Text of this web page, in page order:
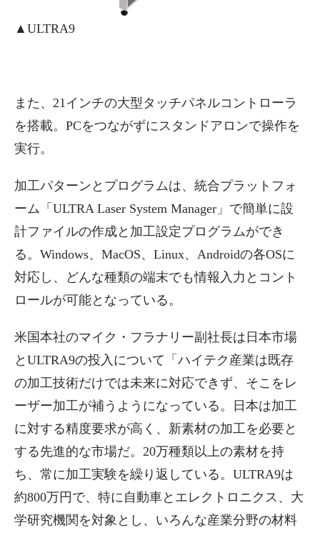
▲ULTRA9
また、21インチの大型タッチパネルコントローラ
を搭載。PCをつながずにスタンドアロンで操作を
実行。
加工パターンとプログラムは、統合プラットフォ
ーム「ULTRA Laser System Manager」で簡単に設
計ファイルの作成と加工設定プログラムができ
る。Windows、MacOS、Linux、Androidの各OSに
対応し、どんな種類の端末でも情報入力とコント
ロールが可能となっている。
米国本社のマイク・フラナリー副社長は日本市場
とULTRA9の投入について「ハイテク産業は既存
の加工技術だけでは未来に対応できず、そこをレ
ーザー加工が補うようになっている。日本は加工
に対する精度要求が高く、新素材の加工を必要と
する先進的な市場だ。20万種類以上の素材を持
ち、常に加工実験を繰り返している。ULTRA9は
約800万円で、特に自動車とエレクトロニクス、大
学研究機関を対象とし、いろんな産業分野の材料